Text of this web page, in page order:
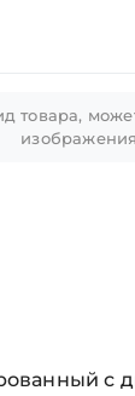
товара,
изображения
с